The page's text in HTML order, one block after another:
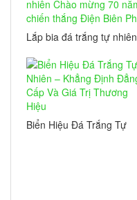
Lắp bia đá trắng tự nhiên
chiến thắng Điện Biên
Phủ
Biển Hiệu Đá Trắng Tự